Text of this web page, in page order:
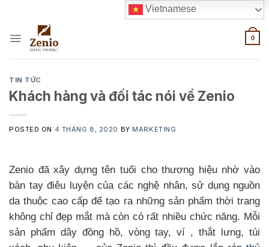
content
0
TIN TỨC
Khách hàng và đối tác nói về Zenio
POSTED ON 4 THÁNG 8, 2020 BY MARKETING
Zenio đã xây dựng tên tuổi cho thương hiệu nhờ vào
bàn tay điêu luyện của các nghệ nhân, sử dụng nguồn
da thuộc cao cấp để tạo ra những sản phẩm thời trang
không chỉ đẹp mắt mà còn có rất nhiều chức năng. Mỗi
sản phẩm dây đồng hồ, vòng tay, ví , thắt lưng, túi
Vietnamese